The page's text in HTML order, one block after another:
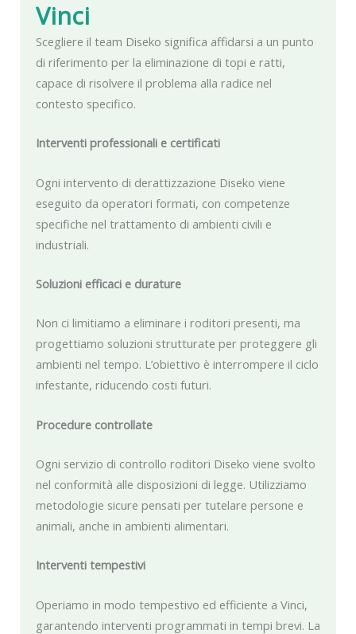
Vinci
Scegliere il team Diseko significa affidarsi a un punto
di riferimento per la eliminazione di topi e ratti,
capace di risolvere il problema alla radice nel
contesto specifico.
Interventi professionali e certificati
Ogni intervento di derattizzazione Diseko viene
eseguito da operatori formati, con competenze
specifiche nel trattamento di ambienti civili e
industriali.
Soluzioni efficaci e durature
Non ci limitiamo a eliminare i roditori presenti, ma
progettiamo soluzioni strutturate per proteggere gli
ambienti nel tempo. L’obiettivo è interrompere il ciclo
infestante, riducendo costi futuri.
Procedure controllate
Ogni servizio di controllo roditori Diseko viene svolto
nel conformità alle disposizioni di legge. Utilizziamo
metodologie sicure pensati per tutelare persone e
animali, anche in ambienti alimentari.
Interventi tempestivi
Operiamo in modo tempestivo ed efficiente a Vinci,
garantendo interventi programmati in tempi brevi. La